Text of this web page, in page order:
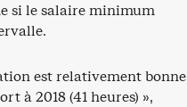
si le salaire minimum
est relativement bonne
à 2018 (41 heures) »,